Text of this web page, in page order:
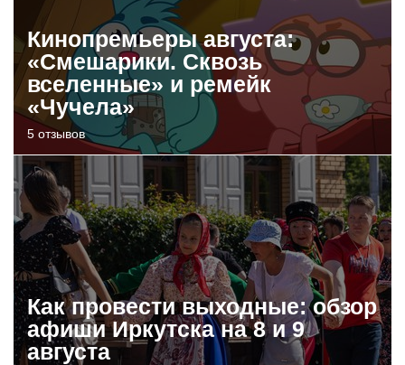
Кинопремьеры августа:
«Смешарики. Сквозь
вселенные» и ремейк
«Чучела»
5 отзывов
Как провести выходные: обзор
афиши Иркутска на 8 и 9
августа